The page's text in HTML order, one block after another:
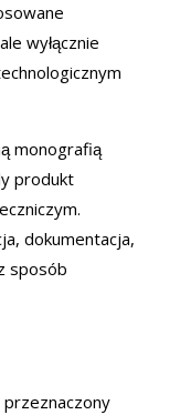
wyłącznie
monografią
produkt
dokumentacja,
sposób
przeznaczony